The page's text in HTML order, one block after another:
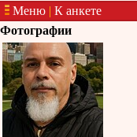
Меню | К анкете
Фотографии